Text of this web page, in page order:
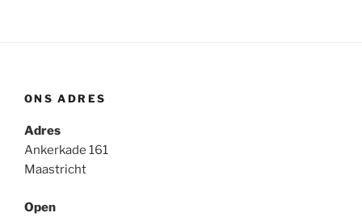
ONS ADRES
Adres
Ankerkade 161
Maastricht
Open